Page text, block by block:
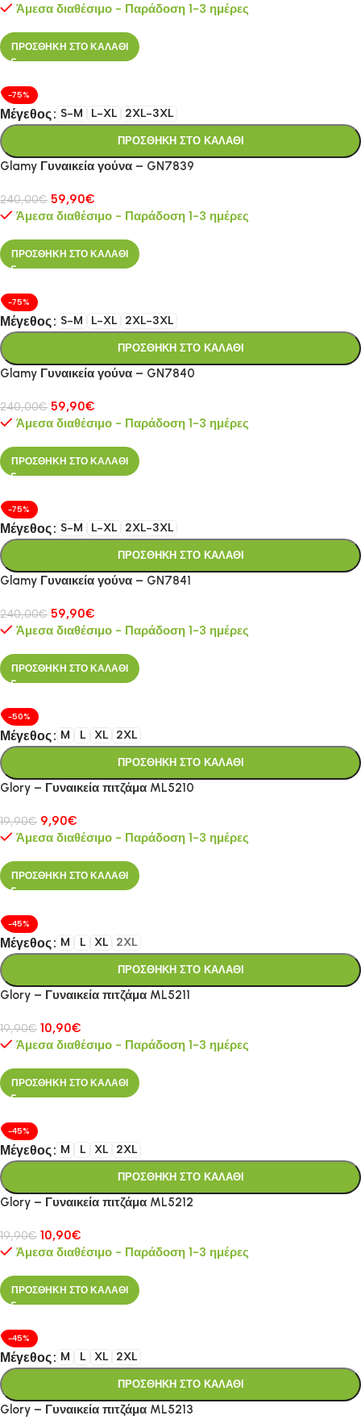
Άμεσα διαθέσιμο - Παράδοση 1-3 ημέρες
ΠΡΟΣΘΗΚΗ ΣΤΟ ΚΑΛΑΘΙ
-75%
Μέγεθος S-M L-XL 2XL-3XL
ΠΡΟΣΘΗΚΗ ΣΤΟ ΚΑΛΑΘΙ
Glamy Γυναικεία γούνα – GN7839
240,00€ 59,90€
Άμεσα διαθέσιμο - Παράδοση 1-3 ημέρες
ΠΡΟΣΘΗΚΗ ΣΤΟ ΚΑΛΑΘΙ
-75%
Μέγεθος S-M L-XL 2XL-3XL
ΠΡΟΣΘΗΚΗ ΣΤΟ ΚΑΛΑΘΙ
Glamy Γυναικεία γούνα – GN7840
240,00€ 59,90€
Άμεσα διαθέσιμο - Παράδοση 1-3 ημέρες
ΠΡΟΣΘΗΚΗ ΣΤΟ ΚΑΛΑΘΙ
-75%
Μέγεθος S-M L-XL 2XL-3XL
ΠΡΟΣΘΗΚΗ ΣΤΟ ΚΑΛΑΘΙ
Glamy Γυναικεία γούνα – GN7841
240,00€ 59,90€
Άμεσα διαθέσιμο - Παράδοση 1-3 ημέρες
ΠΡΟΣΘΗΚΗ ΣΤΟ ΚΑΛΑΘΙ
-50%
Μέγεθος M L XL 2XL
ΠΡΟΣΘΗΚΗ ΣΤΟ ΚΑΛΑΘΙ
Glory – Γυναικεία πιτζάμα ML5210
19,90€ 9,90€
Άμεσα διαθέσιμο - Παράδοση 1-3 ημέρες
ΠΡΟΣΘΗΚΗ ΣΤΟ ΚΑΛΑΘΙ
-45%
Μέγεθος M L XL 2XL
ΠΡΟΣΘΗΚΗ ΣΤΟ ΚΑΛΑΘΙ
Glory – Γυναικεία πιτζάμα ML5211
19,90€ 10,90€
Άμεσα διαθέσιμο - Παράδοση 1-3 ημέρες
ΠΡΟΣΘΗΚΗ ΣΤΟ ΚΑΛΑΘΙ
-45%
Μέγεθος M L XL 2XL
ΠΡΟΣΘΗΚΗ ΣΤΟ ΚΑΛΑΘΙ
Glory – Γυναικεία πιτζάμα ML5212
19,90€ 10,90€
Άμεσα διαθέσιμο - Παράδοση 1-3 ημέρες
ΠΡΟΣΘΗΚΗ ΣΤΟ ΚΑΛΑΘΙ
-45%
Μέγεθος M L XL 2XL
ΠΡΟΣΘΗΚΗ ΣΤΟ ΚΑΛΑΘΙ
Glory – Γυναικεία πιτζάμα ML5213